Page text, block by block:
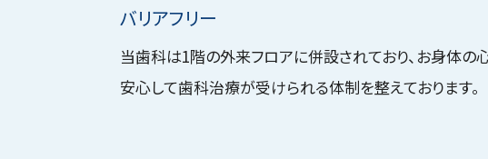
バリアフリー
当歯科は1階の外来フロアに併設されており、お身体の
安心して歯科治療が受けられる体制を整えております。